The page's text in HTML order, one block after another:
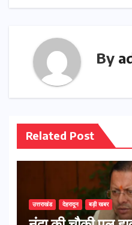
By
Related Post
उत्तराखंड देहरादून बड़ी खबर